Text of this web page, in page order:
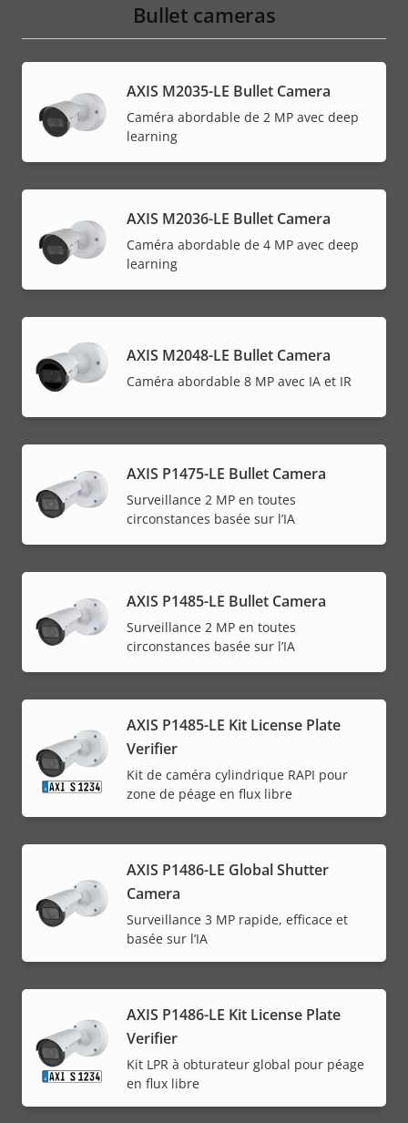
Bullet cameras
AXIS M2035-LE Bullet Camera
Caméra abordable de 2 MP avec deep
learning
AXIS M2036-LE Bullet Camera
Caméra abordable de 4 MP avec deep
learning
AXIS M2048-LE Bullet Camera
Caméra abordable 8 MP avec IA et IR
AXIS P1475-LE Bullet Camera
Surveillance 2 MP en toutes
circonstances basée sur l’IA
AXIS P1485-LE Bullet Camera
Surveillance 2 MP en toutes
circonstances basée sur l’IA
AXIS P1485-LE Kit License Plate
Verifier
Kit de caméra cylindrique RAPI pour
zone de péage en flux libre
AXIS P1486-LE Global Shutter
Camera
Surveillance 3 MP rapide, efficace et
basée sur l’IA
AXIS P1486-LE Kit License Plate
Verifier
Kit LPR à obturateur global pour péage
en flux libre